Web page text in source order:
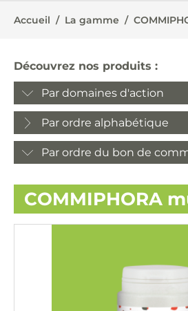
Accueil / La gamme /
Découvrez nos produits :
Par domaines d'action
Par ordre alphabétique
Par ordre du bon de
COMMIPHORA